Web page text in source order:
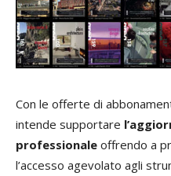
Con le offerte di
intende supportare
professionale offrendo a
l’accesso agevolato agli